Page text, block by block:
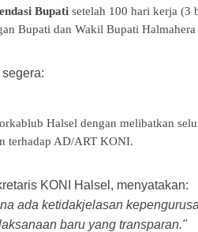
Bupati setelah 100 hari kerja (3
Bupati dan Wakil Bupati Halmahera
Halsel dengan melibatkan
terhadap AD/ART KONI.
KONI Halsel, menyatakan:
ada ketidakjelasan
baru yang transparan."